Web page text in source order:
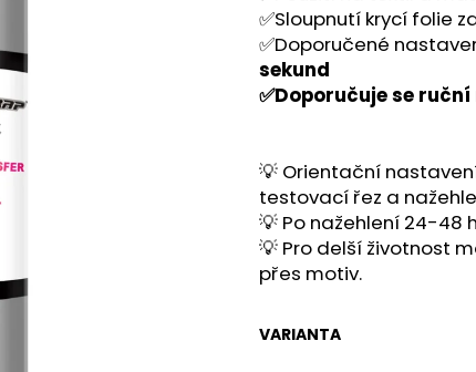
hvězdiček.
✅Sloupnutí krycí folie
✅Doporučené
sekund
✅Doporučuje se
💡 Orientační
testovací řez a
💡 Po nažehlení 24-48
💡 Pro delší životnost
přes motiv.
VARIANTA